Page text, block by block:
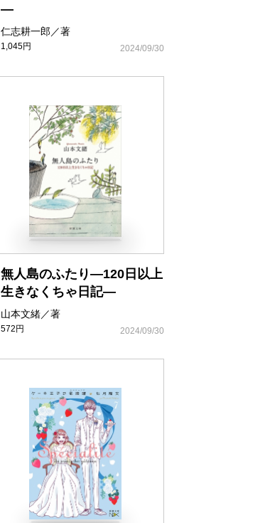
―
仁志耕一郎／著
1,045円 2024/09/30
無人島のふたり―120日以上
生きなくちゃ日記―
山本文緒／著
572円 2024/09/30